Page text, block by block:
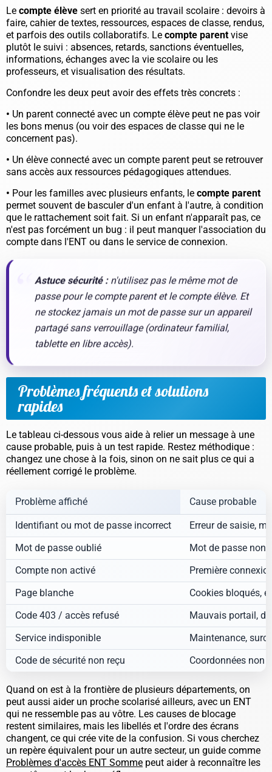
Le compte élève sert en priorité au travail scolaire : devoirs à
faire, cahier de textes, ressources, espaces de classe, rendus,
et parfois des outils collaboratifs. Le compte parentvise
plutôt le suivi : absences, retards, sanctions éventuelles,
informations, échanges avec la vie scolaire ou les
professeurs, et visualisation des résultats.
Confondre les deux peut avoir des effets très concrets :
• Un parent connecté avec un compte élève peut ne pas voir
les bons menus (ou voir des espaces de classe qui ne le
concernent pas).
• Un élève connecté avec un compte parent peut se retrouver
sans accès aux ressources pédagogiques attendues.
• Pour les familles avec plusieurs enfants, le compte parent
permet souvent de basculer d'un enfant à l'autre, à condition
que le rattachement soit fait. Si un enfant n'apparaît pas, ce
n'est pas forcément un bug : il peut manquer l'association du
compte dans l'ENT ou dans le service de connexion.
Astuce sécurité :n'utilisez pas le même mot de
passe pour le compte parent et le compte élève. Et
ne stockez jamais un mot de passe sur un appareil
partagé sans verrouillage (ordinateur familial,
tablette en libre accès).
Problèmes fréquents et solutions
rapides
Le tableau ci-dessous vous aide à relier un message à une
cause probable, puis à un test rapide. Restez méthodique :
changez une chose à la fois, sinon on ne sait plus ce qui a
réellement corrigé le problème.
Problème affiché Cause probable
Identifiant ou mot de passe incorrect
Erreur de saisie,
Mot de passe oublié
Mot de passe non
Compte non activé
Première
Page blanche
Cookies bloqués,
Code 403 / accès refusé
Mauvais portail,
Service indisponible
Maintenance,
Code de sécurité non reçu
Coordonnées non
Quand on est à la frontière de plusieurs départements, on
peut aussi aider un proche scolarisé ailleurs, avec un ENT
qui ne ressemble pas au vôtre. Les causes de blocage
restent similaires, mais les libellés et l'ordre des écrans
changent, ce qui crée vite de la confusion. Si vous cherchez
un repère équivalent pour un autre secteur, un guide comme
Problèmes d'accès ENT Somme peut aider à reconnaître les